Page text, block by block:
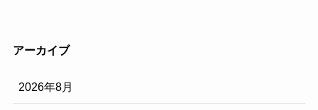
アーカイブ
2026年8月